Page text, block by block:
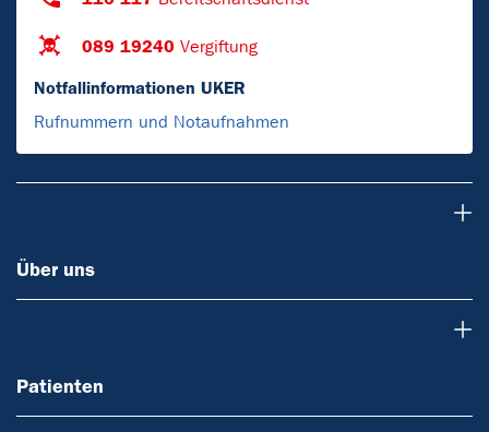
089 19240 Vergiftung
Notfallinformationen UKER
Rufnummern und Notaufnahmen
Über uns
Patienten